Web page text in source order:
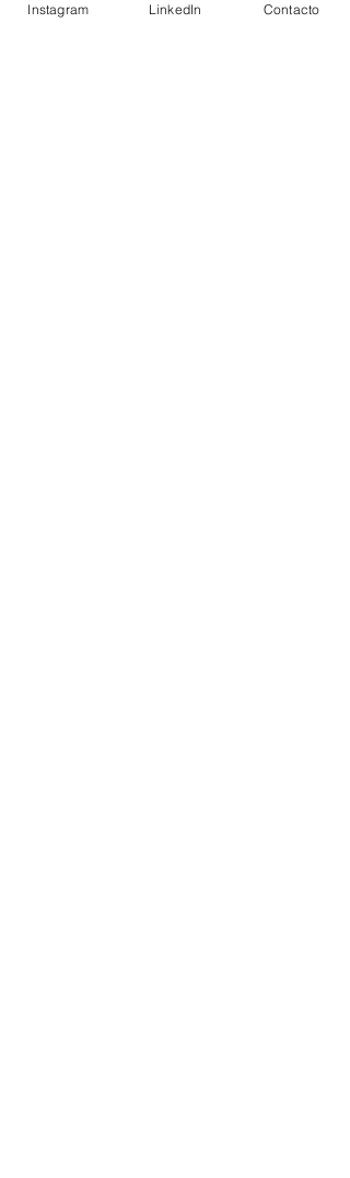
Lo que más valoro de este proceso es la
forma en que Yais me ha acompañado. Me
Instagram LinkedIn Contacto